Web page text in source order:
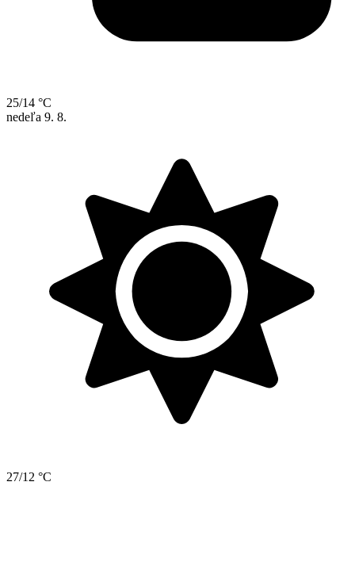
25/14 °C
nedeľa 9. 8.
27/12 °C